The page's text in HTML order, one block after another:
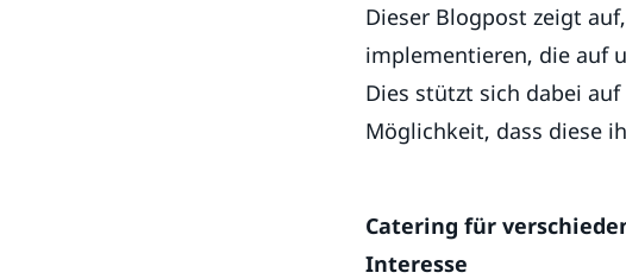
Dieser Blogpost zeigt
implementieren, die auf
Dies stützt sich dabei
Möglichkeit, dass diese
Catering für
Interesse